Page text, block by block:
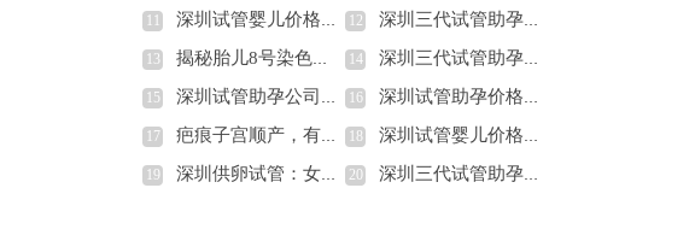
深圳试管婴儿价格：备孕两年怀孕失败怎么办？附提高怀孕几率的方式 12 深圳三代试管助孕：电脑辐射真没那么恐怖，不要恐惧对着电脑上班
13 揭秘胎儿8号染色体重复致胎停的3大原因，家族遗传因素成关键！ 14 深圳三代试管助孕：未婚可以冷冻卵子吗，冻卵最佳时机是多少岁
15 深圳试管助孕公司：什么动作可以疏通输卵管？这3种运动赶快做起来 16 深圳试管助孕价格：做试管婴儿不是梦，长沙市平均试管费用解析
17 疤痕子宫顺产，有什么需要注意的？ 18 深圳试管婴儿价格：教你如何科学怀上双胞胎，成就双胞胎家庭
19 深圳供卵试管：女生来月经应该怎么处理，以下几点要注意！ 20 深圳三代试管助孕中心：宫腔息肉一定要割吗,子宫息肉最佳治疗方法是什么